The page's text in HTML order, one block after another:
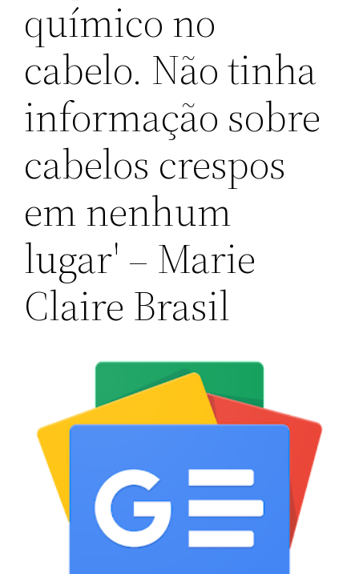
químico no
cabelo. Não tinha
informação sobre
cabelos crespos
em nenhum
lugar' – Marie
Claire Brasil